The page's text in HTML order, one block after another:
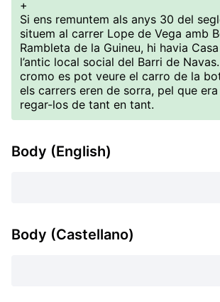
+
Si ens remuntem als anys 30 del
situem al carrer Lope de Vega amb
Rambleta de la Guineu, hi havia
l’antic local social del Barri de
cromo es pot veure el carro de la
els carrers eren de sorra, pel que
regar-los de tant en tant.
Body (English)
Body (Castellano)